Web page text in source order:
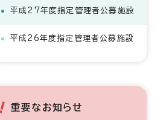
平成27年度指定管理者公募施設
平成26年度指定管理者公募施設
重要なお知らせ